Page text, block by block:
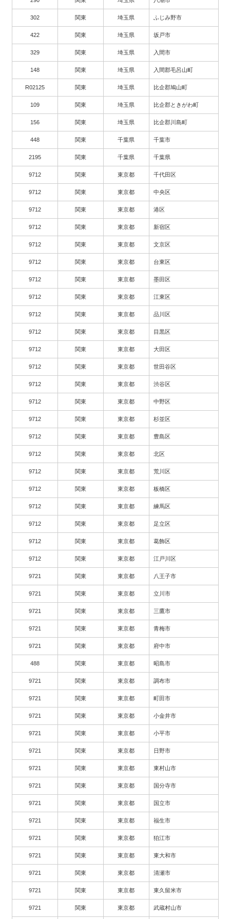
302 関東 埼玉県 ふじみ野市
422 関東 埼玉県 坂戸市
329 関東 埼玉県 入間市
148 関東 埼玉県 入間郡毛呂山町
R02125 関東 埼玉県 比企郡鳩山町
109 関東 埼玉県 比企郡ときがわ町
156 関東 埼玉県 比企郡川島町
448 関東 千葉県 千葉市
2195 関東 千葉県 千葉県
9712 関東 東京都 千代田区
9712 関東 東京都 中央区
9712 関東 東京都 港区
9712 関東 東京都 新宿区
9712 関東 東京都 文京区
9712 関東 東京都 台東区
9712 関東 東京都 墨田区
9712 関東 東京都 江東区
9712 関東 東京都 品川区
9712 関東 東京都 目黒区
9712 関東 東京都 大田区
9712 関東 東京都 世田谷区
9712 関東 東京都 渋谷区
9712 関東 東京都 中野区
9712 関東 東京都 杉並区
9712 関東 東京都 豊島区
9712 関東 東京都 北区
9712 関東 東京都 荒川区
9712 関東 東京都 板橋区
9712 関東 東京都 練馬区
9712 関東 東京都 足立区
9712 関東 東京都 葛飾区
9712 関東 東京都 江戸川区
9721 関東 東京都 八王子市
9721 関東 東京都 立川市
9721 関東 東京都 三鷹市
9721 関東 東京都 青梅市
9721 関東 東京都 府中市
488 関東 東京都 昭島市
9721 関東 東京都 調布市
9721 関東 東京都 町田市
9721 関東 東京都 小金井市
9721 関東 東京都 小平市
9721 関東 東京都 日野市
9721 関東 東京都 東村山市
9721 関東 東京都 国分寺市
9721 関東 東京都 国立市
9721 関東 東京都 福生市
9721 関東 東京都 狛江市
9721 関東 東京都 東大和市
9721 関東 東京都 清瀬市
9721 関東 東京都 東久留米市
9721 関東 東京都 武蔵村山市